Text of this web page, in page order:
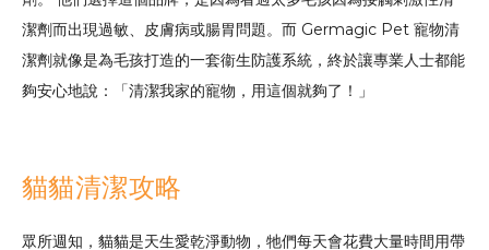
潔劑而出現過敏、皮膚病或腸胃問題。而 Germagic Pet 寵物清
潔劑就像是為毛孩打造的一套衞生防護系統，終於讓專業人士都能
夠安心地說：「清潔我家的寵物，用這個就夠了！」
貓貓清潔攻略
眾所週知，貓貓是天生愛乾淨動物，牠們每天會花費大量時間用帶